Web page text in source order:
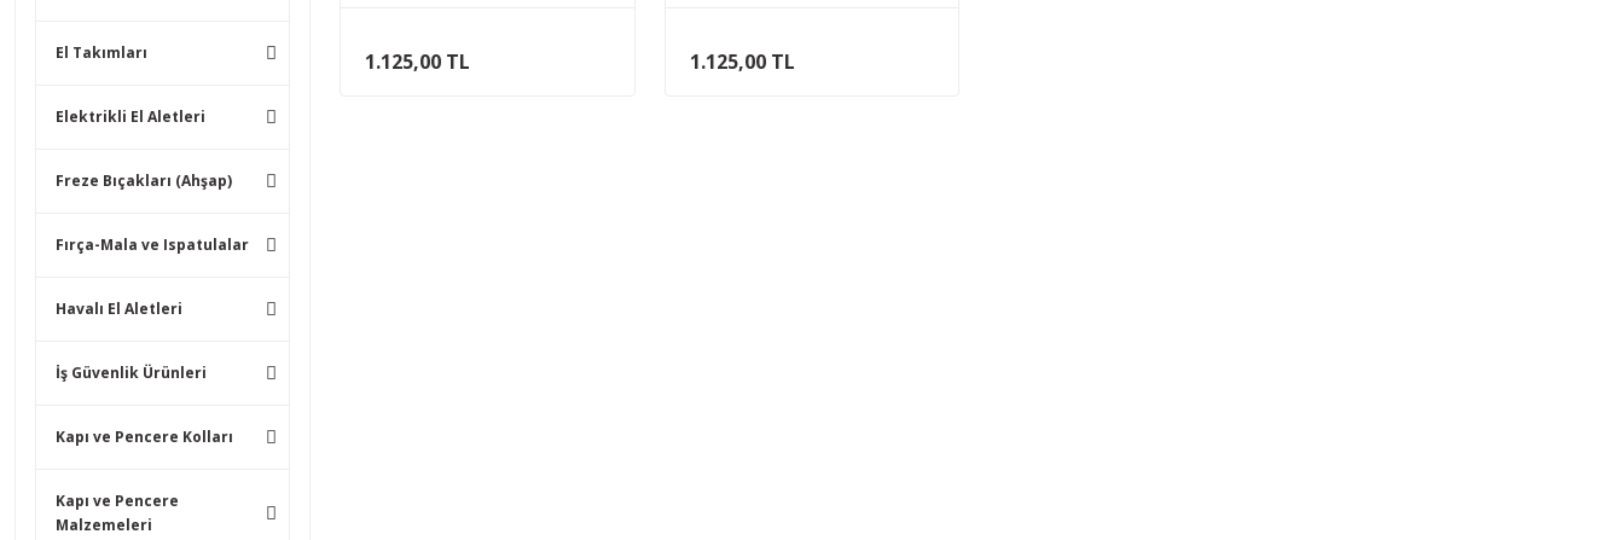
El Takımları
Elektrikli El Aletleri
Freze Bıçakları (Ahşap)
Fırça-Mala ve Ispatulalar
Havalı El Aletleri
İş Güvenlik Ürünleri
Kapı ve Pencere Kolları
Kapı ve Pencere
Malzemeleri
1.125,00 TL 1.125,00 TL